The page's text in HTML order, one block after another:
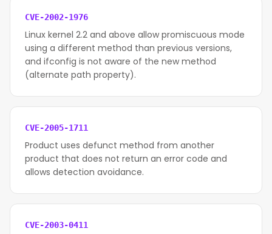
CVE-2002-1976
Linux kernel 2.2 and above allow promiscuous mode
using a different method than previous versions,
and ifconfig is not aware of the new method
(alternate path property).
CVE-2005-1711
Product uses defunct method from another
product that does not return an error code and
allows detection avoidance.
CVE-2003-0411